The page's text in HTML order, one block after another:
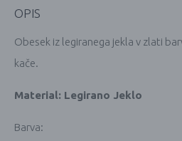
OPIS
Obesek iz legiranega jekla v zlati
kače.
Material: Legirano Jeklo
Barva: